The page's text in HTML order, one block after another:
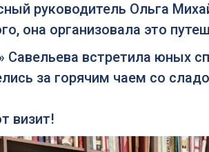
руководитель Ольга
она организовала это
Савельева встретила юных
за горячим чаем со
визит!